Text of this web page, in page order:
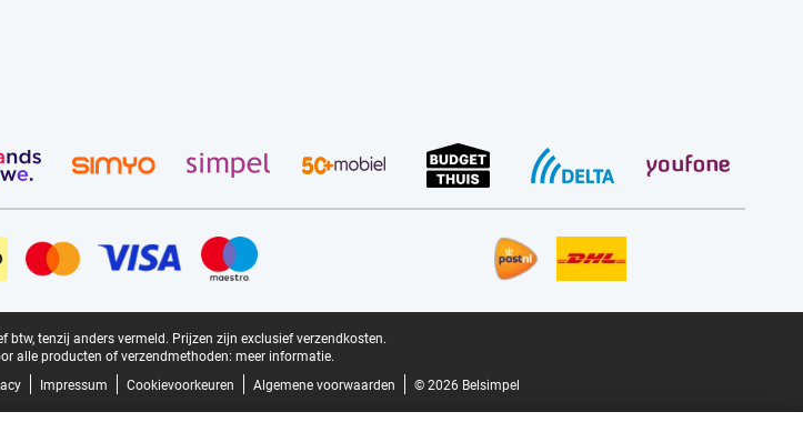
btw, tenzij anders vermeld. Prijzen zijn exclusief verzendkosten.
alle producten of verzendmethoden: meer informatie.
Impressum Cookievoorkeuren Algemene voorwaarden © 2026 Belsimpel